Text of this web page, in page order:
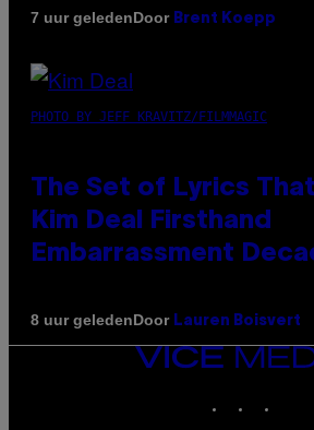
7 uur geledenDoor Brent Koepp
PHOTO BY JEFF KRAVITZ/FILMMAGIC
The Set of Lyrics
Kim Deal Firsthand
Embarrassment
8 uur geledenDoor Lauren Boisvert
VICE
MEDIA